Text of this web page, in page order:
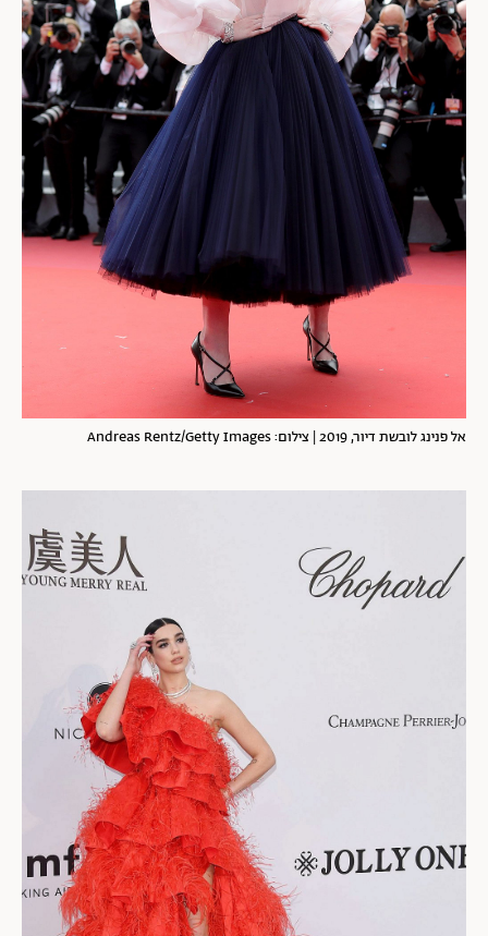
אל פנינג לובשת דיור, 2019 | צילום: Andreas Rentz/Getty Images